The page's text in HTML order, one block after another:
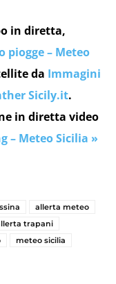
in diretta,
piogge – Meteo
da Immagini
Sicily.it.
in diretta video
– Meteo Sicilia »
allerta meteo
trapani
meteo sicilia